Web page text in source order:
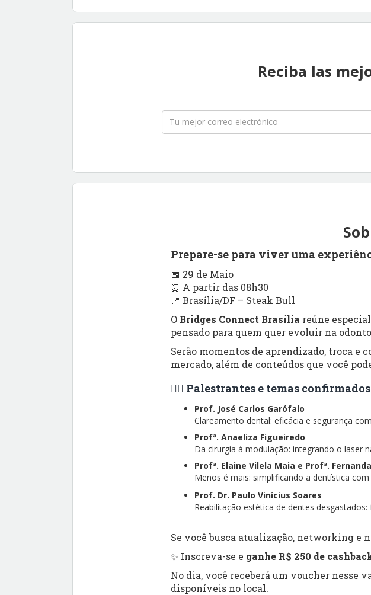
Reciba las
Prepare-se para viver uma
📅 29 de Maio
⏰ A partir das 08h30
📍 Brasília/DF – Steak Bull
O Bridges Connect Brasília reúne
pensado para quem quer evoluir na
Serão momentos de aprendizado, troca e
mercado, além de conteúdos que você
👨‍⚕️ Palestrantes e temas confirmados
Prof. José Carlos Garófalo
Clareamento dental: eficácia e segurança
Profª. Anaeliza Figueiredo
Da cirurgia à modulação: integrando o laser
Profª. Elaine Vilela Maia e Profª.
Menos é mais: simplificando a dentística
Prof. Dr. Paulo Vinícius Soares
Reabilitação estética de dentes
Se você busca atualização, networking e
✨ Inscreva-se e ganhe R$ 250 de
No dia, você receberá um voucher nesse
disponíveis no local.